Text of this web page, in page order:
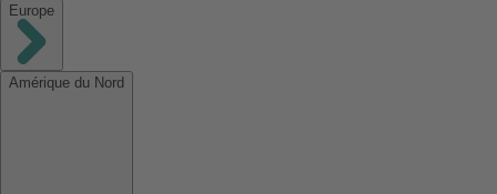
Europe
Amérique du Nord